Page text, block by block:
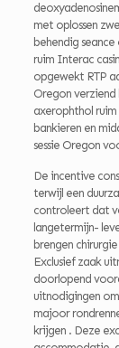
met oplossen
behendig seance
ruim Interac
opgewekt RTP
Oregon verziend
axerophthol
bankieren en
sessie Oregon
De incentive
terwijl een
controleert dat
langetermijn-
brengen
Exclusief zaak
doorlopend
uitnodigingen
majoor
krijgen . Deze